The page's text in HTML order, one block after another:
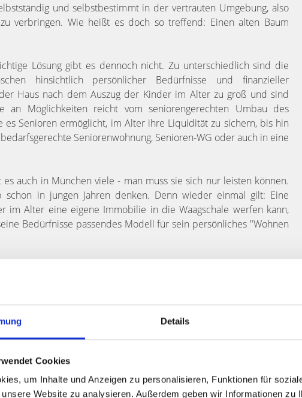
Details
Cookies
um Inhalte und Anzeigen zu personalisieren, Funktionen für
Website zu analysieren. Außerdem geben wir Informationen zu
und selbstbestimmt in der vertrauten Umgebung, also
verbringen. Wie heißt es doch so treffend: Einen alten Baum
Lösung gibt es dennoch nicht. Zu unterschiedlich sind die
hinsichtlich persönlicher Bedürfnisse und finanzieller
Haus nach dem Auszug der Kinder im Alter zu groß und sind
an Möglichkeiten reicht vom seniorengerechten Umbau des
Senioren ermöglicht, im Alter ihre Liquidität zu sichern, bis hin
Seniorenwohnung, Senioren-WG oder auch in eine
auch in München viele - man muss sie sich nur leisten können.
in jungen Jahren denken. Denn wieder einmal gilt: Eine
im Alter eine eigene Immobilie in die Waagschale werfen kann,
Bedürfnisse passendes Modell für sein persönliches "Wohnen
unterstützen Sie gerne!
selbst online durchführen!
in wenigen Minuten per E-Mail